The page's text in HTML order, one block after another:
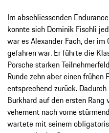
Im abschliessenden
konnte sich Dominik Fischli
war es Alexander Fach, der
gefahren war. Er führte die
Porsche starken
Runde zehn aber einen
entsprechend zurück.
Burkhard auf den ersten
vehement nach vorne
wartete mit seinem